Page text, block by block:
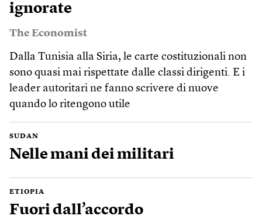
ignorate
The Economist
Dalla Tunisia alla Siria, le carte costituzionali non
sono quasi mai rispettate dalle classi dirigenti. E i
leader autoritari ne fanno scrivere di nuove
quando lo ritengono utile
SUDAN
Nelle mani dei militari
ETIOPIA
Fuori dall’accordo